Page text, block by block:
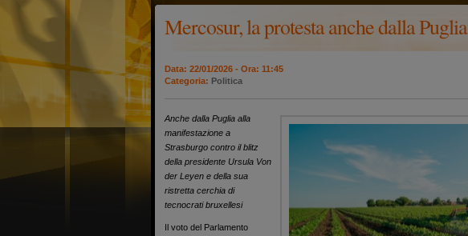
Mercosur, la protesta anche dalla Puglia
Data: 22/01/2026 - Ora: 11:45
Categoria: Politica
Anche dalla Puglia alla
manifestazione a
Strasburgo contro il blitz
della presidente Ursula Von
der Leyen e della sua
ristretta cerchia di
tecnocrati bruxellesi
Il voto del Parlamento